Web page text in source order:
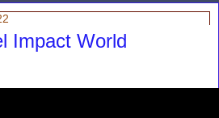
Impact World